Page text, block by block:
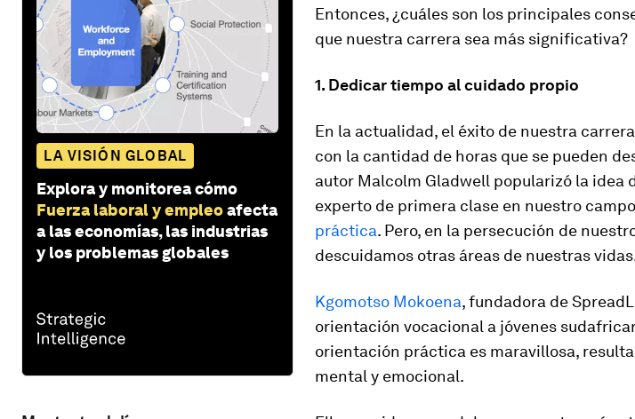
LA VISIÓN GLOBAL
Explora y monitorea cómo
Fuerza laboral y empleoafecta
a las economías, las industrias
y los problemas globales
Entonces, ¿cuáles son los principales
que nuestra carrera sea más significativa?
1. Dedicar tiempo al cuidado propio
En la actualidad, el éxito de nuestra
con la cantidad de horas que se pueden
autor Malcolm Gladwell popularizó la idea
experto de primera clase en nuestro
práctica. Pero, en la persecución de
descuidamos otras áreas de nuestras
Kgomotso Mokoena, fundadora de
orientación vocacional a jóvenes
orientación práctica es maravillosa,
mental y emocional.